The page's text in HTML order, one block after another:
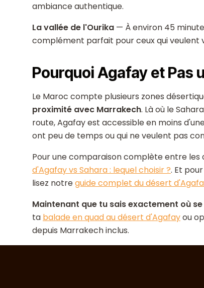
ambiance authentique.
La vallée de l'Ourika — À environ 45
complément parfait pour ceux qui veulent
Pourquoi Agafay et Pas
Le Maroc compte plusieurs zones
proximité avec Marrakech. Là où le
route, Agafay est accessible en moins
ont peu de temps ou qui ne veulent pas
Pour une comparaison complète entre
d'Agafay vs Sahara : lequel choisir ?. Et
lisez notreguide complet du désert
Maintenant que tu sais exactement où
ta balade en quad au désert d'Agafayou
depuis Marrakech inclus.